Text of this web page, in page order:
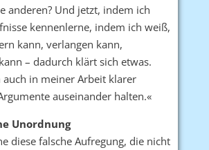
anderen? Und jetzt, indem ich
kennenlerne, indem ich weiß,
kann, verlangen kann,
– dadurch klärt sich etwas.
auch in meiner Arbeit klarer
auseinander halten.«
Unordnung
diese falsche Aufregung, die nicht